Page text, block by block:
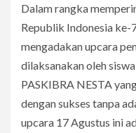
Dalam rangka
Republik Indonesia
mengadakan upcara
dilaksanakan oleh
PASKIBRA NESTA
dengan sukses tanpa
upcara 17 Agustus ini